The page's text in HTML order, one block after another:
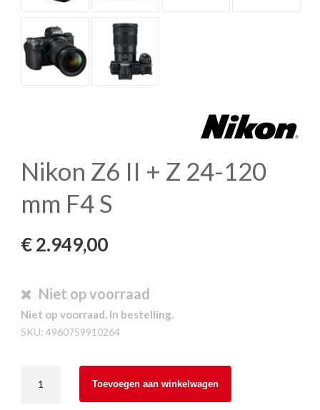
Nikon Z6 II + Z 24-120
mm F4 S
€2.949,00
Niet op voorraad
Niet op voorraad. In bestelling.
SKU: 4960759910264
Toevoegen aan winkelwagen